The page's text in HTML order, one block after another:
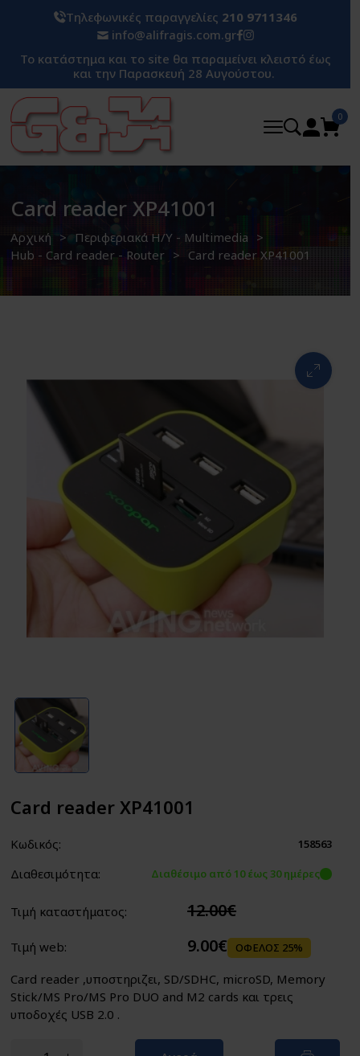
Το κατάστημα και το site θα παραμείνει κλειστό έως
και την Παρασκευή 28 Αυγούστου.
Τηλεφωνικές παραγγελίες 210 9711346
info@alifragis.com.gr
0
Card reader XP41001
Αρχική
Περιφεριακά H/Y - Multimedia
Hub - Card reader - Router
Card reader XP41001
Card reader XP41001
Κωδικός: 158563
Διαθεσιμότητα: Διαθέσιμο από 10 έως 30 ημέρες
Τιμή καταστήματος: 12.00€
Τιμή web: 9.00€ ΟΦΕΛΟΣ 25%
Card reader ,υποστηριζει, SD/SDHC, microSD, Memory
Stick/MS Pro/MS Pro DUO and M2 cards και τρεις
υποδοχές USB 2.0 .